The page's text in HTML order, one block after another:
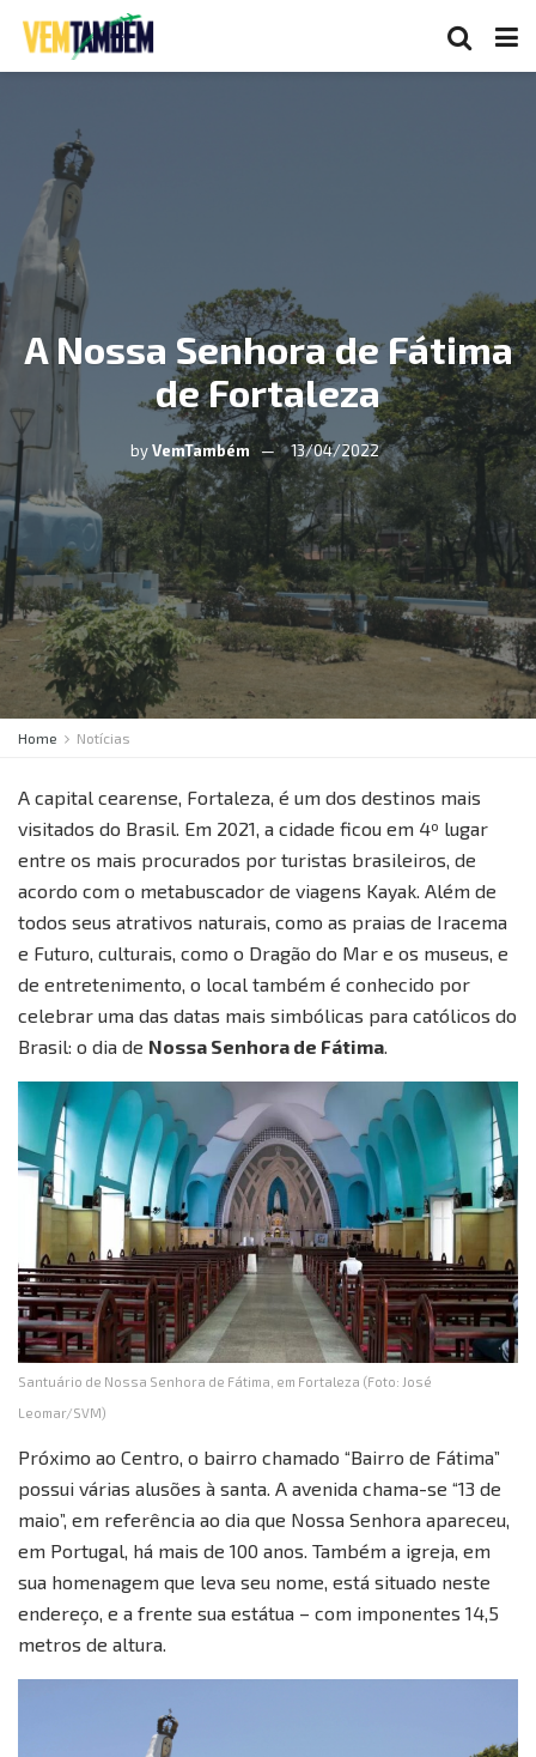
A Nossa Senhora de Fátima
de Fortaleza
byVemTambém 13/04/2022
Home Notícias
A capital cearense, Fortaleza, é um dos destinos mais
visitados do Brasil. Em 2021, a cidade ficou em 4º lugar
entre os mais procurados por turistas brasileiros, de
acordo com o metabuscador de viagens Kayak. Além de
todos seus atrativos naturais, como as praias de Iracema
e Futuro, culturais, como o Dragão do Mar e os museus, e
de entretenimento, o local também é conhecido por
celebrar uma das datas mais simbólicas para católicos do
Brasil: o dia de Nossa Senhora de Fátima.
Santuário de Nossa Senhora de Fátima, em Fortaleza (Foto: José
Leomar/SVM)
Próximo ao Centro, o bairro chamado “Bairro de Fátima”
possui várias alusões à santa. A avenida chama-se “13 de
maio”, em referência ao dia que Nossa Senhora apareceu,
em Portugal, há mais de 100 anos. Também a igreja, em
sua homenagem que leva seu nome, está situado neste
endereço, e a frente sua estátua – com imponentes 14,5
metros de altura.